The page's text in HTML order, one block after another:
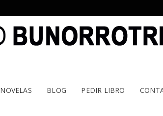
NOVELAS BLOG PEDIR LIBRO